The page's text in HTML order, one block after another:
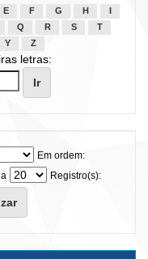
E F G H
Q R S
T
Y Z
letras:
Em ordem:
Registro(s):